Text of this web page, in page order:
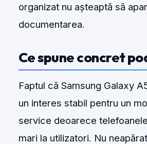
organizat nu așteaptă să
documentarea.
Ce spune concret
Faptul că Samsung Galaxy
un interes stabil pentru un
service deoarece
mari la utilizatori. Nu